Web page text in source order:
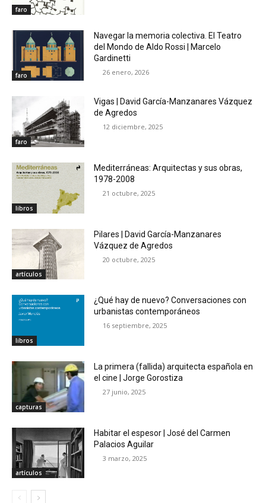
faro
faro
Navegar la memoria colectiva. El Teatro
del Mondo de Aldo Rossi | Marcelo
Gardinetti
26 enero, 2026
faro
Vigas | David García-Manzanares Vázquez
de Agredos
12 diciembre, 2025
libros
Mediterráneas: Arquitectas y sus obras,
1978-2008
21 octubre, 2025
artículos
Pilares | David García-Manzanares
Vázquez de Agredos
20 octubre, 2025
libros
¿Qué hay de nuevo? Conversaciones con
urbanistas contemporáneos
16 septiembre, 2025
capturas
La primera (fallida) arquitecta española en
el cine | Jorge Gorostiza
27 junio, 2025
artículos
Habitar el espesor | José del Carmen
Palacios Aguilar
3 marzo, 2025